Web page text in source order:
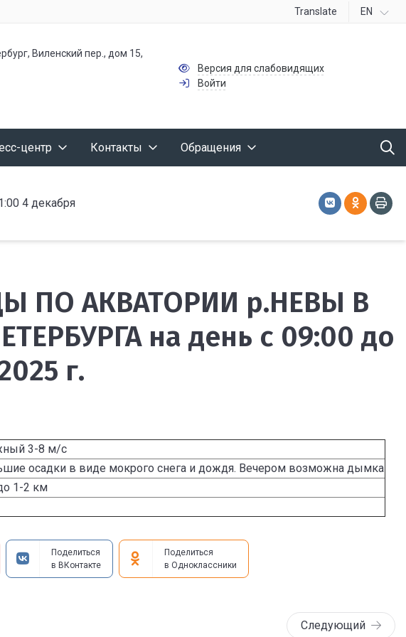
Translate EN
Виленский пер., дом 15,
Версия для слабовидящих
Войти
центр Контакты Обращения
4 декабря
ПО АКВАТОРИИ р.НЕВЫ В
на день с 09:00 до
г.
3-8 м/с
осадки в виде мокрого снега и дождя. Вечером возможна дымка
1-2 км
Поделиться
в ВКонтакте
Поделиться
в Одноклассники
Следующий